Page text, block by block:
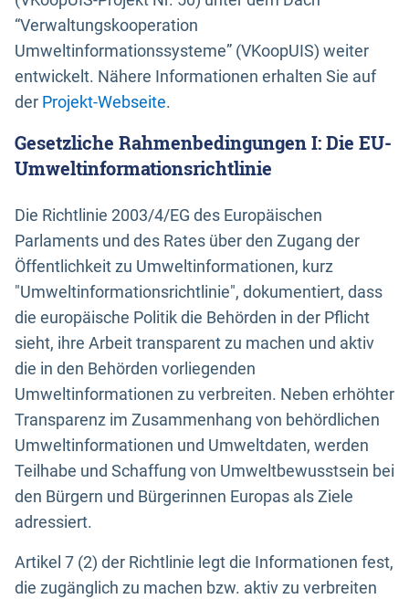
“Verwaltungskooperation
Umweltinformationssysteme” (VKoopUIS) weiter
entwickelt. Nähere Informationen erhalten Sie auf
der Projekt-Webseite.
Gesetzliche Rahmenbedingungen I: Die EU-
Umweltinformationsrichtlinie
Die Richtlinie 2003/4/EG des Europäischen
Parlaments und des Rates über den Zugang der
Öffentlichkeit zu Umweltinformationen, kurz
"Umweltinformationsrichtlinie", dokumentiert, dass
die europäische Politik die Behörden in der Pflicht
sieht, ihre Arbeit transparent zu machen und aktiv
die in den Behörden vorliegenden
Umweltinformationen zu verbreiten. Neben erhöhter
Transparenz im Zusammenhang von behördlichen
Umweltinformationen und Umweltdaten, werden
Teilhabe und Schaffung von Umweltbewusstsein bei
den Bürgern und Bürgerinnen Europas als Ziele
adressiert.
Artikel 7 (2) der Richtlinie legt die Informationen fest,
die zugänglich zu machen bzw. aktiv zu verbreiten